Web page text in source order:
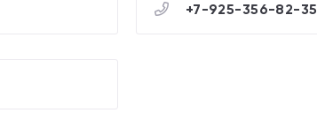
+7-925-356-82-35